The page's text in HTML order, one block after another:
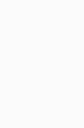
meisten
ist